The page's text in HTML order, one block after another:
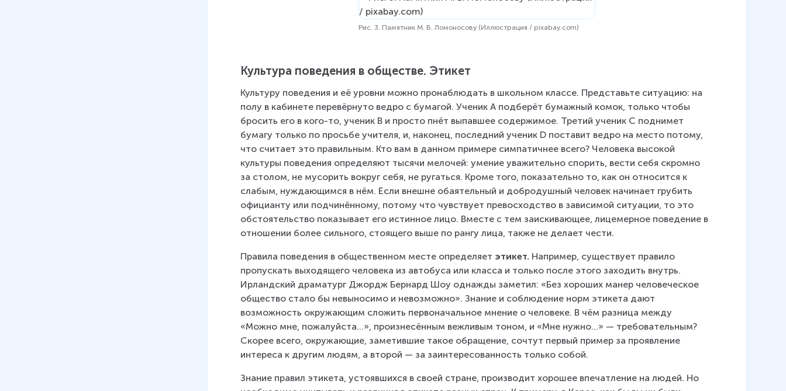
Рис. 3. Памятник М. В. Ломоносову (Иллюстрация / pixabay.com)
Культура поведения в обществе. Этикет
Культуру поведения и её уровни можно пронаблюдать в школьном классе. Представьте ситуацию: на
полу в кабинете перевёрнуто ведро с бумагой. Ученик А подберёт бумажный комок, только чтобы
бросить его в кого-то, ученик В и просто пнёт выпавшее содержимое. Третий ученик C поднимет
бумагу только по просьбе учителя, и, наконец, последний ученик D поставит ведро на место потому,
что считает это правильным. Кто вам в данном примере симпатичнее всего? Человека высокой
культуры поведения определяют тысячи мелочей: умение уважительно спорить, вести себя скромно
за столом, не мусорить вокруг себя, не ругаться. Кроме того, показательно то, как он относится к
слабым, нуждающимся в нём. Если внешне обаятельный и добродушный человек начинает грубить
официанту или подчинённому, потому что чувствует превосходство в зависимой ситуации, то это
обстоятельство показывает его истинное лицо. Вместе с тем заискивающее, лицемерное поведение в
отношении более сильного, стоящего выше по рангу лица, также не делает чести.
Правила поведения в общественном месте определяет этикет. Например, существует правило
пропускать выходящего человека из автобуса или класса и только после этого заходить внутрь.
Ирландский драматург Джордж Бернард Шоу однажды заметил: «Без хороших манер человеческое
общество стало бы невыносимо и невозможно». Знание и соблюдение норм этикета дают
возможность окружающим сложить первоначальное мнение о человеке. В чём разница между
«Можно мне, пожалуйста…», произнесённым вежливым тоном, и «Мне нужно…» — требовательным?
Скорее всего, окружающие, заметившие такое обращение, сочтут первый пример за проявление
интереса к другим людям, а второй — за заинтересованность только собой.
Знание правил этикета, устоявшихся в своей стране, производит хорошее впечатление на людей. Но